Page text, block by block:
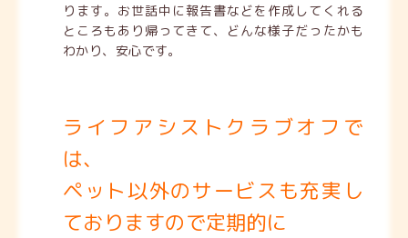
ります。お世話中に報告書などを作成してくれる
ところもあり帰ってきて、どんな様子だったかも
わかり、安心です。
ライフアシストクラブオフで
は、
ペット以外のサービスも充実し
ておりますので定期的に